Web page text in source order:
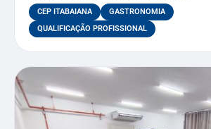
CEP ITABAIANA
GASTRONOMIA
QUALIFICAÇÃO PROFISSIONAL